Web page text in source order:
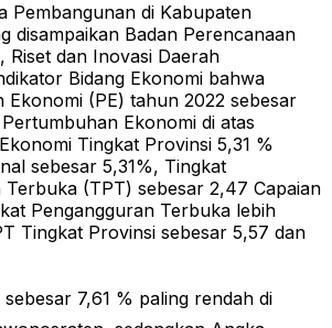
Pembangunan di Kabupaten
disampaikan Badan Perencanaan
Riset dan Inovasi Daerah
Bidang Ekonomi bahwa
Ekonomi (PE) tahun 2022 sebesar
Ekonomi di atas
Tingkat Provinsi 5,31 %
sebesar 5,31%, Tingkat
Terbuka (TPT) sebesar 2,47 Capaian
Pengangguran Terbuka lebih
Tingkat Provinsi sebesar 5,57 dan
7,61 % paling rendah di